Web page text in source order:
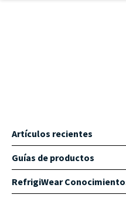
Artículos recientes
Guías de productos
RefrigiWear